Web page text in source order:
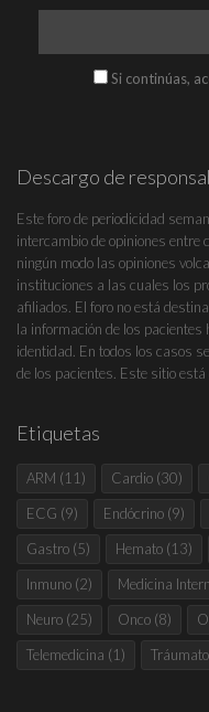
Si continúas,
Descargo de
Este foro de periodicidad
intercambio de opiniones entre
ningún modo las opiniones
instituciones a las cuales los
afiliados. El foro no está
la información de los
identidad. En todos los casos
de los pacientes. Este sitio
Etiquetas
ARM (11) Cardio (30)
ECG (9) Endócrino (9)
Gastro (5) Hemato (13)
Inmuno (2) Medicina
Neuro (25) Onco (8)
Telemedicina (1) Tráumato